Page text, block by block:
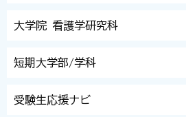
大学院 看護学研究科
短期大学部/学科
受験生応援ナビ